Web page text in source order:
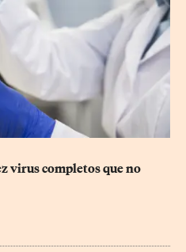
virus completos que no